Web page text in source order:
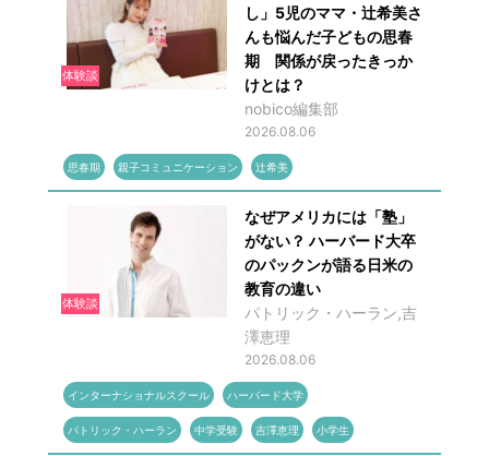
体験談
し」5児のママ・辻希美さ
んも悩んだ子どもの思春
期 関係が戻ったきっか
けとは？
nobico編集部
2026.08.06
思春期 親子コミュニケーション 辻希美
体験談
なぜアメリカには「塾」
がない？ ハーバード大卒
のパックンが語る日米の
教育の違い
パトリック・ハーラン,吉
澤恵理
2026.08.06
インターナショナルスクール ハーバード大学
パトリック・ハーラン 中学受験 吉澤恵理 小学生